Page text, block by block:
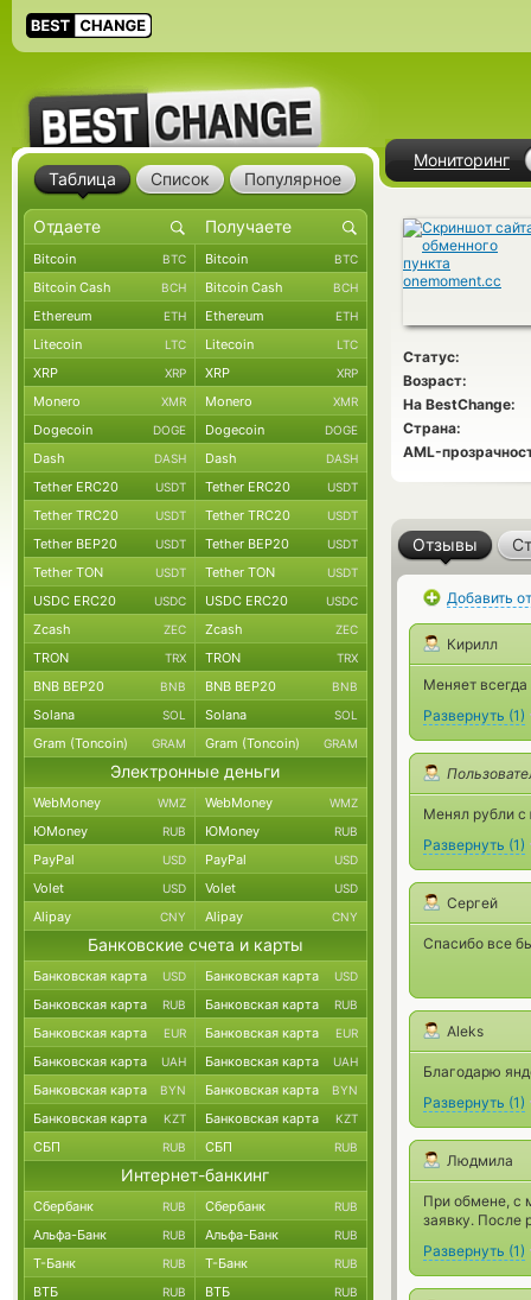
Мониторинг
Статус:
Возраст:
На BestChange:
Страна:
AML-
Отзывы
Добавить
Кирилл
Меняет
Развернуть (1)
Менял рубли с
Развернуть (1)
Сергей
Спасибо все
Aleks
Благодарю
Развернуть (1)
Людмила
При обмене, с
заявку. После
Развернуть (1)
Таблица Список Популярное
Bitcoin BTC Bitcoin BTC
Bitcoin Cash BCH Bitcoin Cash BCH
Ethereum ETH Ethereum ETH
Litecoin LTC Litecoin LTC
XRP XRP XRP XRP
Monero XMR Monero XMR
Dogecoin DOGE Dogecoin DOGE
Dash DASH Dash DASH
Tether ERC20 USDT Tether ERC20 USDT
Tether TRC20 USDT Tether TRC20 USDT
Tether BEP20 USDT Tether BEP20 USDT
Tether TON USDT Tether TON USDT
USDC ERC20 USDC USDC ERC20 USDC
Zcash ZEC Zcash ZEC
TRON TRX TRON TRX
BNB BEP20 BNB BNB BEP20 BNB
Solana SOL Solana SOL
Gram (Toncoin) GRAM Gram (Toncoin) GRAM
Электронные деньги
WebMoney WMZ WebMoney WMZ
ЮMoney RUB ЮMoney RUB
PayPal USD PayPal USD
Volet USD Volet USD
Alipay CNY Alipay CNY
Банковские счета и карты
Банковская карта USD Банковская карта USD
Банковская карта RUB Банковская карта RUB
Банковская карта EUR Банковская карта EUR
Банковская карта UAH Банковская карта UAH
Банковская карта BYN Банковская карта BYN
Банковская карта KZT Банковская карта KZT
СБП RUB СБП RUB
Интернет-банкинг
Сбербанк RUB Сбербанк RUB
Альфа-Банк RUB Альфа-Банк RUB
Т-Банк RUB Т-Банк RUB
ВТБ RUB ВТБ RUB